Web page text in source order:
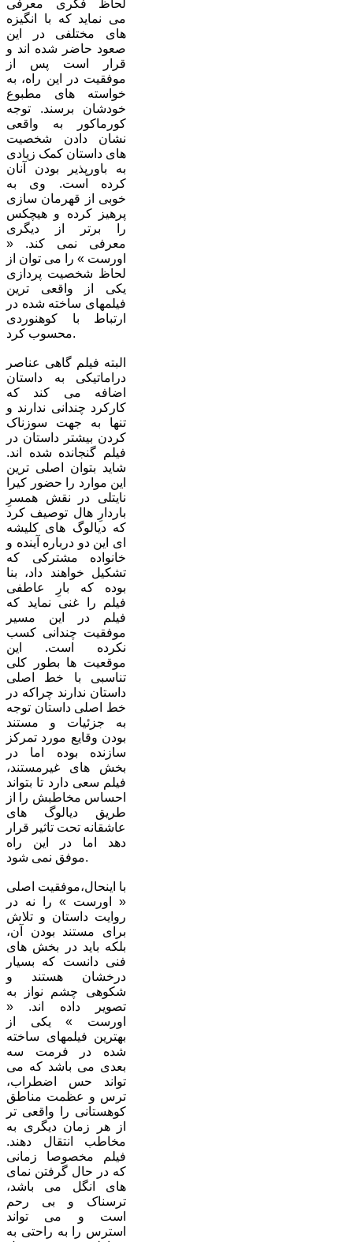
لحاظ فکری معرفی
می نماید که با انگیزه
های مختلفی در این
صعود حاضر شده اند و
قرار است پس از
موفقیت در این راه، به
خواسته های مطبوع
خودشان برسند. توجه
کورماکور به واقعی
نشان دادن شخصیت
های داستان کمک زیادی
به باورپذیر بودن آنان
کرده است. وی به
خوبی از قهرمان سازی
پرهیز کرده و هیچکس
را برتر از دیگری
معرفی نمی کند. «
اورست » را می توان از
لحاظ شخصیت پردازی
یکی از واقعی ترین
فیلمهای ساخته شده در
ارتباط با کوهنوردی
محسوب کرد.
البته فیلم گاهی عناصر
دراماتیکی به داستان
اضافه می کند که
کارکرد چندانی ندارند و
تنها به جهت سوزناک
کردن بیشتر داستان در
فیلم گنجانده شده اند.
شاید بتوان اصلی ترین
این موارد را حضور کیرا
نایتلی در نقش همسرِ
باردارِ هال توصیف کرد
که دیالوگ های کلیشه
ای این دو درباره آینده و
خانواده مشترکی که
تشکیل خواهند داد، بنا
بوده که بارِ عاطفی
فیلم را غنی نماید که
فیلم در این مسیر
موفقیت چندانی کسب
نکرده است. این
موقعیت ها بطور کلی
تناسبی با خط اصلی
داستان ندارند چراکه در
خط اصلی داستان توجه
به جزئیات و مستند
بودن وقایع مورد تمرکز
سازنده بوده اما در
بخش های غیرمستند،
فیلم سعی دارد تا بتواند
احساس مخاطبش را از
طریق دیالوگ های
عاشقانه تحت تاثیر قرار
دهد اما در این راه
موفق نمی شود.
با اینحال،موفقیت اصلی
« اورست » را نه در
روایت داستان و تلاش
برای مستند بودن آن،
بلکه باید در بخش های
فنی دانست که بسیار
درخشان هستند و
شکوهی چشم نواز به
تصویر داده اند. «
اورست » یکی از
بهترین فیلمهای ساخته
شده در فرمت سه
بعدی می باشد که می
تواند حس اضطراب،
ترس و عظمت مناطق
کوهستانی را واقعی تر
از هر زمان دیگری به
مخاطب انتقال دهند.
فیلم مخصوصا زمانی
که در حال گرفتن نمای
های انگل می باشد،
ترسناک و بی رحم
است و می تواند
استرس را به راحتی به